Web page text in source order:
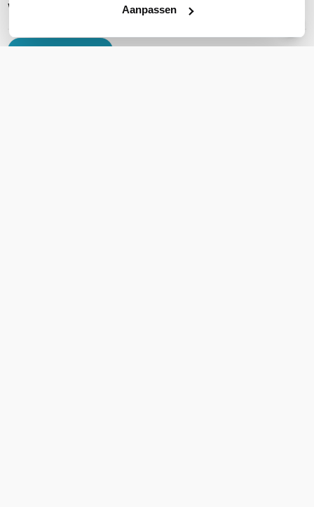
Aanpassen
Wees de eerste die een review schrijft!